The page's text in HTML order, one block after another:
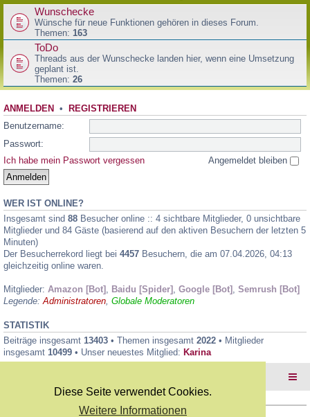
Diese Seite verwendet Cookies.
Weitere Informationen
Wunschecke
Wünsche für neue Funktionen gehören in dieses Forum.
Themen: 163
ToDo
Threads aus der Wunschecke landen hier, wenn eine Umsetzung
geplant ist.
Themen: 26
ANMELDEN • REGISTRIEREN
Benutzername:
Passwort:
Ich habe mein Passwort vergessen
Angemeldet bleiben
WER IST ONLINE?
Insgesamt sind 88 Besucher online :: 4 sichtbare Mitglieder, 0 unsichtbare
Mitglieder und 84 Gäste (basierend auf den aktiven Besuchern der letzten 5
Minuten)
Der Besucherrekord liegt bei 4457 Besuchern, die am 07.04.2026, 04:13
gleichzeitig online waren.
Mitglieder: Amazon [Bot] , Baidu [Spider] , Google [Bot] , Semrush [Bot]
Legende:Administratoren, Globale Moderatoren
STATISTIK
Beiträge insgesamt 13403 • Themen insgesamt 2022 • Mitglieder
insgesamt 10499 • Unser neuestes Mitglied: Karina